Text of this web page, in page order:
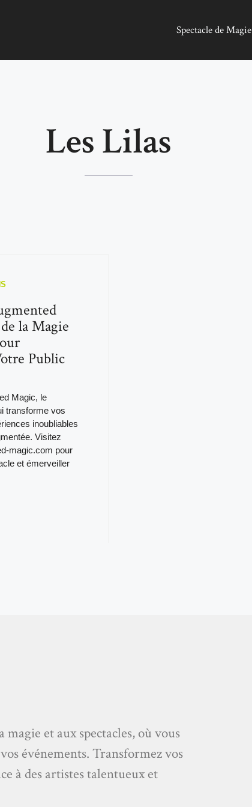
Spectacle de Magie
Les Lilas
la Magie
Public
Magic, le
transforme vos
inoubliables
Visitez
magic.com pour
et émerveiller
et aux spectacles, où vous
événements. Transformez vos
à des artistes talentueux et